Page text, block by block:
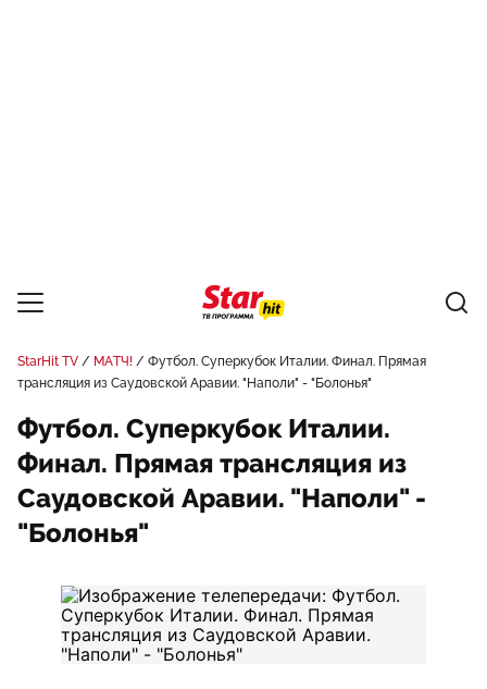
StarHit TV МАТЧ!
Футбол. Суперкубок Италии. Финал. Прямая
трансляция из Саудовской Аравии. "Наполи" - "Болонья"
Футбол. Суперкубок Италии.
Финал. Прямая трансляция из
Саудовской Аравии. "Наполи" -
"Болонья"